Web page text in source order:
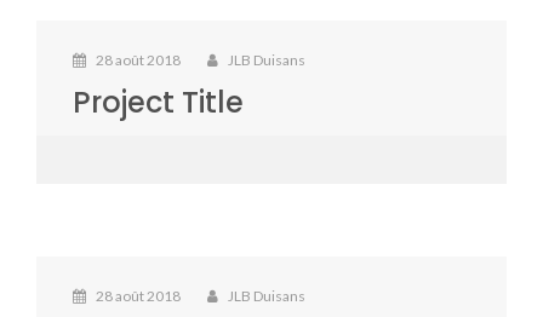
28 août 2018 JLB Duisans
Project Title
28 août 2018 JLB Duisans